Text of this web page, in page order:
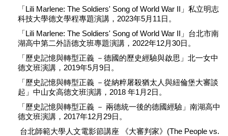
「Lili Marlene: The Soldiers' Song of World War II」私立明志
科技大學德文學程專題演講，2023年5月11日。
「Lili Marlene: The Soldiers' Song of World War II」台北市南
湖高中第二外語德文班專題演講，2022年12月30日。
「歷史記憶與轉型正義 －德國的歷史經驗與啟思」北一女中
德文班演講，2019年5月9日。
「歷史記憶與轉型正義 －從納粹屠殺猶太人與紐倫堡大審談
起」中山女高德文班演講，2018 年1月2日。
「歷史記憶與轉型正義 － 兩德統一後的德國經驗」南湖高中
德文班演講，2017年12月29日。
台北師範大學人文電影節講座 《大審判家》(The People vs.